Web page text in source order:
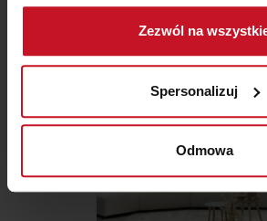
Gromadzić dane dotyczące
geograficznej z dokładnością
Identyfikować Twoje
(fingerprinting, czyli wirtualny
Dowiedz się więcej odnośnie tego, jak
dane są przetwarzane oraz ustaw
zmienić lub wycofać swoją zgodę w
Zezwól na
Spersonalizuj
Odmowa